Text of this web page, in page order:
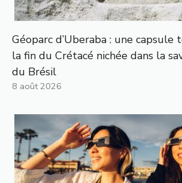
Géoparc d’Uberaba : une
la fin du Crétacé nichée dans la
du Brésil
8 août 2026